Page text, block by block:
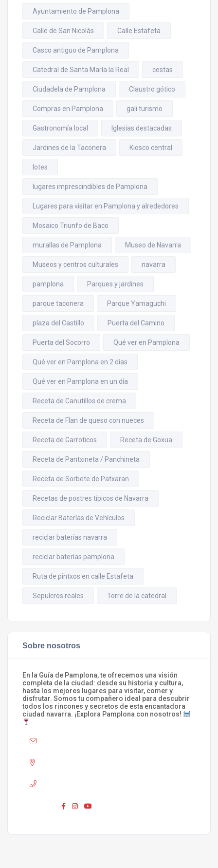
Ayuntamiento de Pamplona
Calle de San Nicolás Calle Estafeta
Casco antiguo de Pamplona
Catedral de Santa María la Real cestas
Ciudadela de Pamplona Claustro gótico
Compras en Pamplona gali turismo
Gastronomía local Iglesias destacadas
Jardines de la Taconera Kiosco central
lotes
lugares imprescindibles de Pamplona
Lugares para visitar en Pamplona y alrededores
Mosaico Triunfo de Baco
murallas de Pamplona Museo de Navarra
Museos y centros culturales navarra
pamplona Parques y jardines
parque taconera Parque Yamaguchi
plaza del Castillo Puerta del Camino
Puerta del Socorro Qué ver en Pamplona
Qué ver en Pamplona en 2 días
Qué ver en Pamplona en un día
Receta de Canutillos de crema
Receta de Flan de queso con nueces
Receta de Garroticos Receta de Goxua
Receta de Pantxineta / Panchineta
Receta de Sorbete de Patxaran
Recetas de postres típicos de Navarra
Reciclar Baterías de Vehículos
reciclar baterías navarra
reciclar baterías pamplona
Ruta de pintxos en calle Estafeta
Sepulcros reales Torre de la catedral
Sobre nosotros
En la Guía de Pamplona, te ofrecemos una visión
completa de la ciudad: desde su historia y cultura,
hasta los mejores lugares para visitar, comer y
disfrutar. Somos tu compañero ideal para descubrir
todos los rincones y secretos de esta encantadora
ciudad navarra. ¡Explora Pamplona con nosotros!